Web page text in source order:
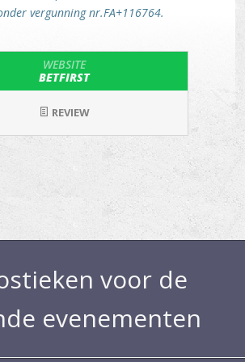
vergunning nr.FA+116764.
WEBSITE
BETFIRST
REVIEW
voor de
evenementen